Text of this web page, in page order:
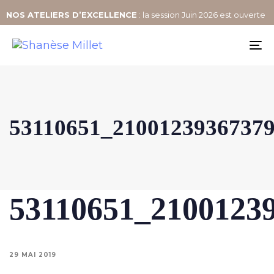
NOS ATELIERS D’EXCELLENCE : la session Juin 2026 est ouverte
29 MAI 2019